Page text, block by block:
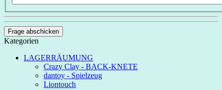
Frage abschicken
Kategorien
LAGERRÄUMUNG
Crazy Clay - BACK-KNETE
dantoy - Spielzeug
Liontouch